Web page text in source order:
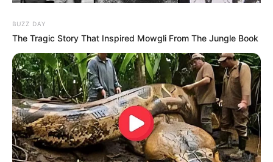
BUZZ DAY
The Tragic Story That Inspired Mowgli From The Jungle Book